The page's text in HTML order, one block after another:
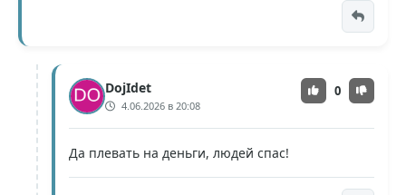
DojIdet
4.06.2026 в 20:08
0
Да плевать на деньги, людей спас!